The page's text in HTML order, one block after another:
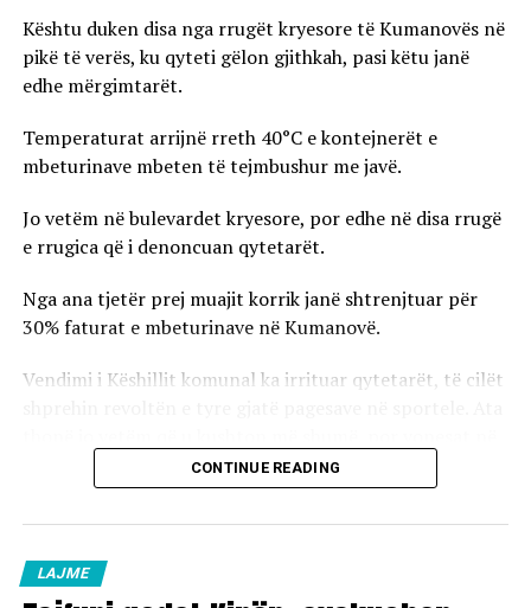
Kështu duken disa nga rrugët kryesore të Kumanovës në
pikë të verës, ku qyteti gëlon gjithkah, pasi këtu janë
edhe mërgimtarët.
Temperaturat arrijnë rreth 40°C e kontejnerët e
mbeturinave mbeten të tejmbushur me javë.
Jo vetëm në bulevardet kryesore, por edhe në disa rrugë
e rrugica që i denoncuan qytetarët.
Nga ana tjetër prej muajit korrik janë shtrenjtuar për
30% faturat e mbeturinave në Kumanovë.
Vendimi i Këshillit komunal ka irrituar qytetarët, të cilët
mbledhje të plehrave po ndodh tani në 6 muajt e fundit.
Druajnë për ndonjë epidemi nga papastërtitë nëpër
rrugë.
Nga N.P. “Pastrimi dhe Gjelbërimi” në Kumanovë thonë
se në sezon të verës janë kurbetçinjtë që po bëjnë
CONTINUE READING
LAJME